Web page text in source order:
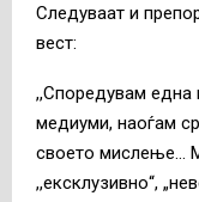
Следуваат и
вест:
,,Споредувам една
медиуми, наоѓам
своето мислење…
,,ексклузивно“,